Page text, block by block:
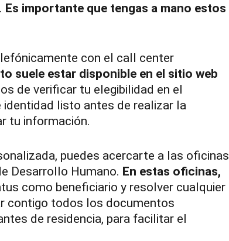
Es importante que tengas a mano estos
con el call center
suele estar disponible en el sitio web
de verificar tu elegibilidad en el
listo antes de realizar la
tu información.
puedes acercarte a las oficinas
Desarrollo Humano. En estas oficinas,
como beneficiario y resolver cualquier
contigo todos los documentos
de residencia, para facilitar el